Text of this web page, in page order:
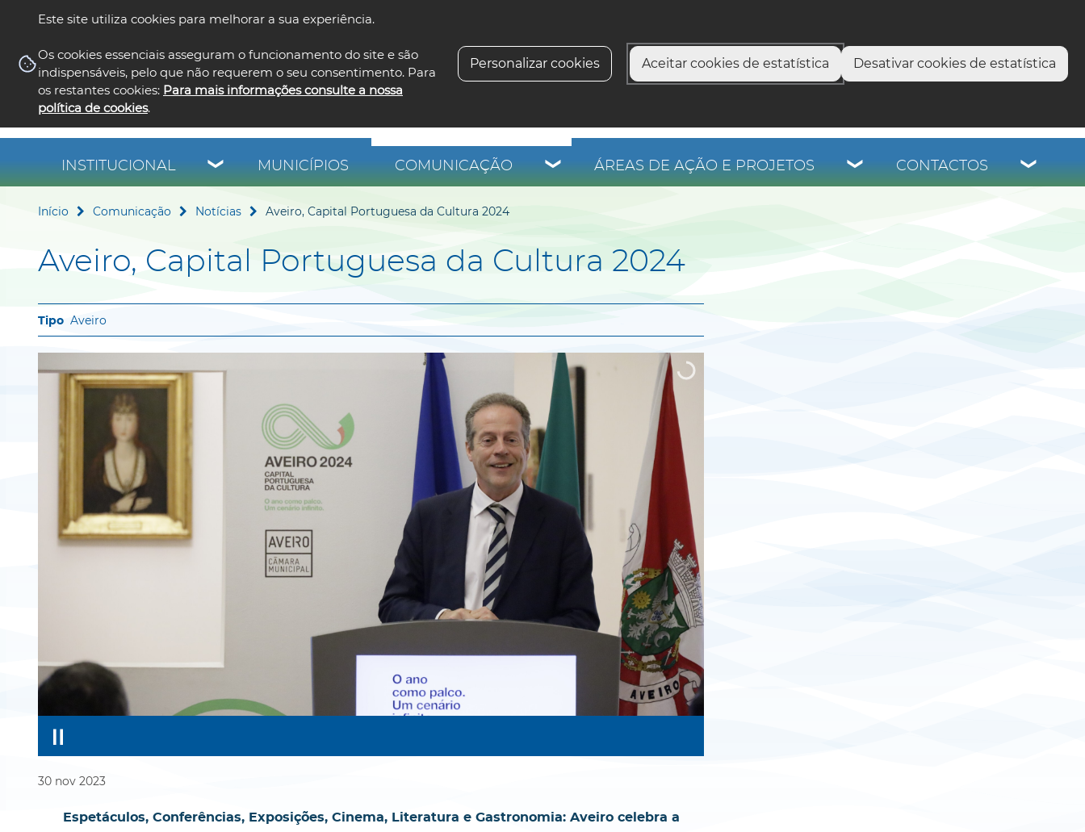
Este site utiliza cookies para melhorar a sua experiência.
Os cookies essenciais asseguram o funcionamento do site e são
indispensáveis, pelo que não requerem o seu consentimento. Para
os restantes cookies: Para mais informações consulte a nossa
política de cookies.
Personalizar cookies Aceitar cookies de estatística Desativar cookies de estatística
INSTITUCIONAL MUNICÍPIOS COMUNICAÇÃO ÁREAS DE AÇÃO E PROJETOS CONTACTOS
Início Comunicação Notícias Aveiro, Capital Portuguesa da Cultura 2024
Aveiro, Capital Portuguesa da Cultura 2024
Aveiro
30 nov 2023
Espetáculos, Conferências, Exposições, Cinema, Literatura e Gastronomia: Aveiro celebra a